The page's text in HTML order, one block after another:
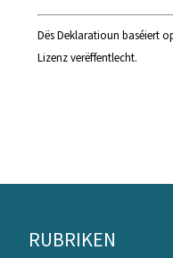
Dës Deklaratioun baséiert
Lizenz verëffentlecht.
Fousszeil
RUBRIKEN